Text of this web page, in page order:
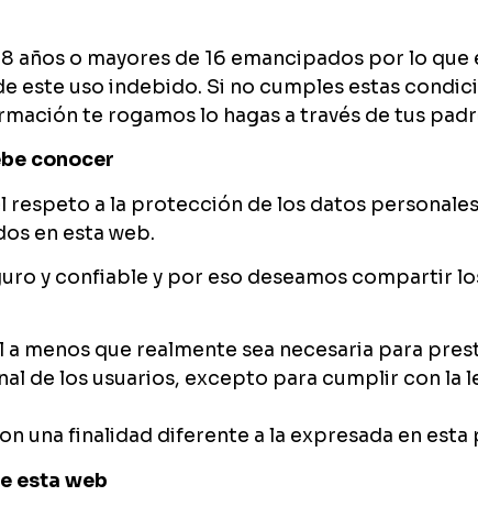
años o mayores de 16 emancipados por lo que
este uso indebido. Si no cumples estas
te rogamos lo hagas a través de tus
conocer
respeto a la protección de los datos
en esta web.
y confiable y por eso deseamos compartir
menos que realmente sea necesaria para
de los usuarios, excepto para cumplir con la
una finalidad diferente a la expresada en
esta web